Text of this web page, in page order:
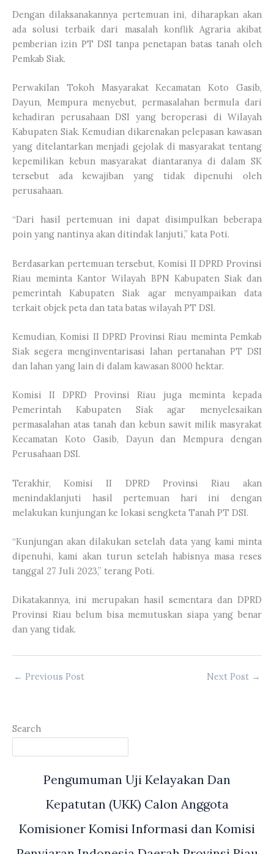
Dengan dilaksanakannya pertemuan ini, diharapkan akan
ada solusi terbaik dari masalah konflik Agraria akibat
pemberian izin PT DSI tanpa penetapan batas tanah oleh
Pemkab Siak.
Perwakilan Tokoh Masyarakat Kecamatan Koto Gasib,
Dayun, Mempura menyebut, permasalahan bermula dari
kehadiran perusahaan DSI yang beroperasi di Wilayah
Kabupaten Siak. Kemudian dikarenakan pelepasan kawasan
yang ditelantarkan menjadi gejolak di masyarakat tentang
kepemilikan kebun masyarakat diantaranya di dalam SK
tersebut ada kewajiban yang tidak dipenuhi oleh
perusahaan.
“Dari hasil pertemuan ini dapat disimpulkan beberapa
poin yang nantinya akan ditindak lanjuti,” kata Poti.
Berdasarkan pertemuan tersebut, Komisi II DPRD Provinsi
Riau meminta Kantor Wilayah BPN Kabupaten Siak dan
pemerintah Kabupaten Siak agar menyampaikan data
terkait objek peta dan tata batas wilayah PT DSI.
Kemudian, Komisi II DPRD Provinsi Riau meminta Pemkab
Siak segera menginventarisasi lahan pertanahan PT DSI
dan lahan yang lain di dalam kawasan 8000 hektar.
Komisi II DPRD Provinsi Riau juga meminta kepada
Pemerintah Kabupaten Siak agar menyelesaikan
permasalahan atas tanah dan kebun sawit milik masyrakat
Kecamatan Koto Gasib, Dayun dan Mempura dengan
Perusahaan DSI.
Terakhir, Komisi II DPRD Provinsi Riau akan
menindaklanjuti hasil pertemuan hari ini dengan
melakukan kunjungan ke lokasi sengketa Tanah PT DSI.
“Kunjungan akan dilakukan setelah data yang kami minta
dipenuhi, kami akan turun setelah habisnya masa reses
tanggal 27 Juli 2023,” terang Poti.
Dikatakannya, ini merupakan hasil sementara dan DPRD
Provinsi Riau belum bisa memutuskan siapa yang benar
dan yang tidak.
← Previous Post Next Post →
Search
Pengumuman Uji Kelayakan Dan
Kepatutan (UKK) Calon Anggota
Komisioner Komisi Informasi dan Komisi